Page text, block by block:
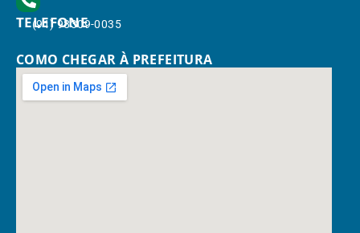
TELEFONE
(91) 98309-0035
COMO CHEGAR À PREFEITURA